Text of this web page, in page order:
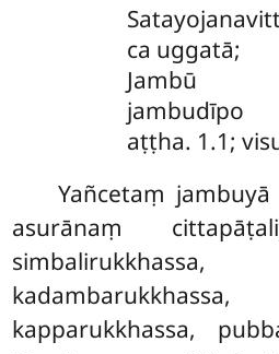
ca uggatā;
Jambū
jambudīpo
aṭṭha. 1.1;
Yañcetaṃ
asurānaṃ
kapparukkhassa,